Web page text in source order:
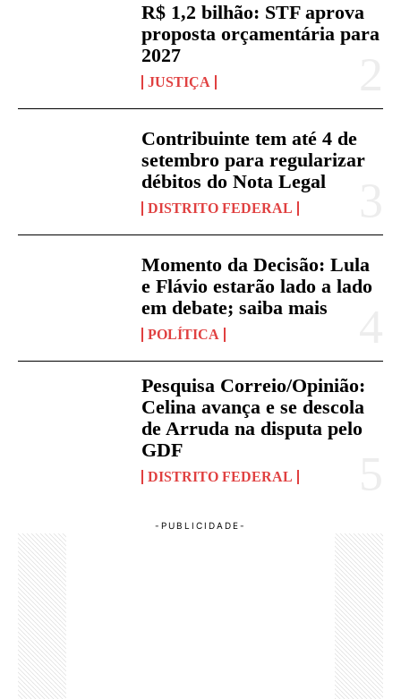
R$ 1,2 bilhão: STF aprova
proposta orçamentária para
2027
JUSTIÇA
Contribuinte tem até 4 de
setembro para regularizar
débitos do Nota Legal
DISTRITO FEDERAL
Momento da Decisão: Lula
e Flávio estarão lado a lado
em debate; saiba mais
POLÍTICA
Pesquisa Correio/Opinião:
Celina avança e se descola
de Arruda na disputa pelo
GDF
DISTRITO FEDERAL